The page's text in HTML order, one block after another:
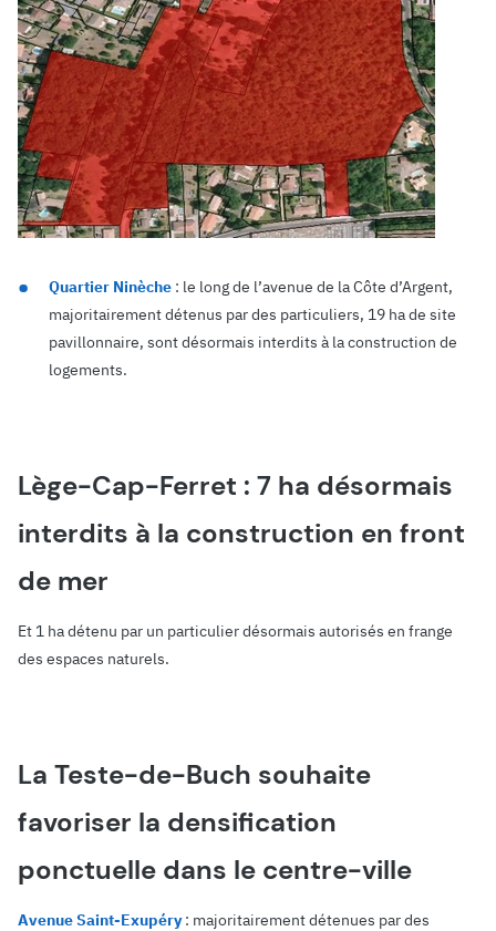
Quartier Ninèche : le long de l’avenue de la Côte d’Argent,
majoritairement détenus par des particuliers, 19 ha de site
pavillonnaire, sont désormais interdits à la construction de
logements.
Lège-Cap-Ferret : 7 ha désormais
interdits à la construction en front
de mer
Et 1 ha détenu par un particulier désormais autorisés en frange
des espaces naturels.
La Teste-de-Buch souhaite
favoriser la densification
ponctuelle dans le centre-ville
Avenue Saint-Exupéry: majoritairement détenues par des